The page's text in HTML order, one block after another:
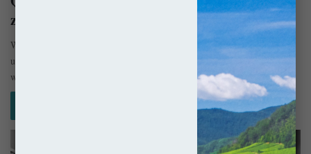
znasz?
W Dolinie Loary znajduje się ponad trzysta zamków, tworzących
unikatowy kompleks przekroju architektury od Wieków Średnich aż po
wiek XIX.…